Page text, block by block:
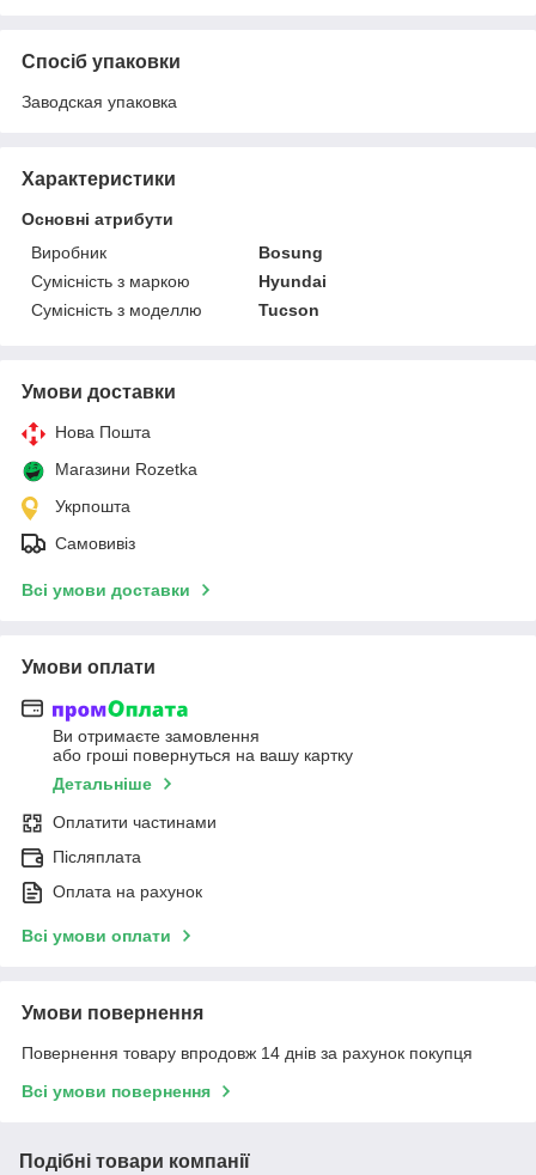
Спосіб упаковки
Заводская упаковка
Характеристики
Основні атрибути
Виробник
Bosung
Сумісність з маркою
Hyundai
Сумісність з моделлю
Tucson
Умови доставки
Нова Пошта
Магазини Rozetka
Укрпошта
Самовивіз
Всі умови доставки
Умови оплати
Ви отримаєте замовлення
або гроші повернуться на вашу картку
Детальніше
Оплатити частинами
Післяплата
Оплата на рахунок
Всі умови оплати
Умови повернення
Повернення товару впродовж 14 днів за рахунок покупця
Всі умови повернення
Подібні товари компанії